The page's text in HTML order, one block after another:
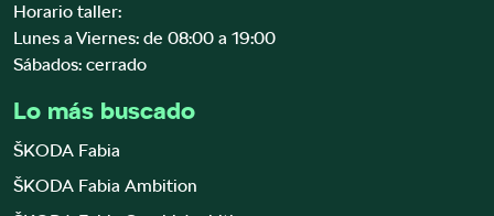
Horario taller:
Lunes a Viernes: de 08:00 a 19:00
Sábados: cerrado
Lo más buscado
ŠKODA Fabia
ŠKODA Fabia Ambition